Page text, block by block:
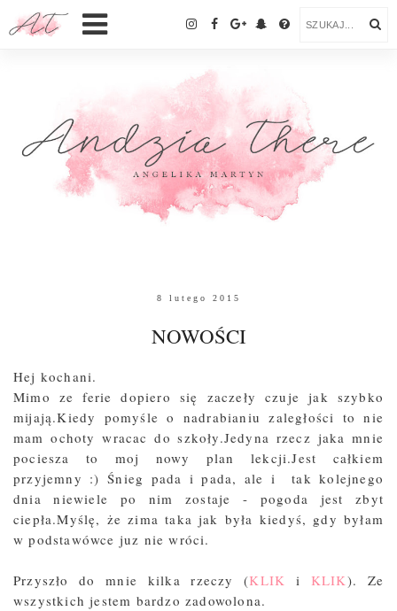
8 lutego 2015
NOWOŚCI
Hej kochani.
Mimo ze ferie dopiero się zaczeły czuje jak szybko
mijają.Kiedy pomyśle o nadrabianiu zaległości to nie
mam ochoty wracac do szkoły.Jedyna rzecz jaka mnie
pociesza to moj nowy plan lekcji.Jest całkiem
przyjemny :) Śnieg pada i pada, ale i tak kolejnego
dnia niewiele po nim zostaje - pogoda jest zbyt
ciepła.Myślę, że zima taka jak była kiedyś, gdy byłam
w podstawówce juz nie wróci.
Przyszło do mnie kilka rzeczy (KLIK i KLIK). Ze
wszystkich jestem bardzo zadowolona.